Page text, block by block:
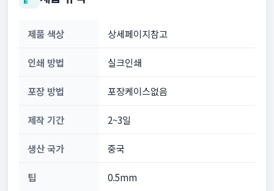
제품 색상 상세페이지참고
인쇄 방법 실크인쇄
포장 방법 포장케이스없음
제작 기간 2~3일
생산 국가 중국
팁 0.5mm